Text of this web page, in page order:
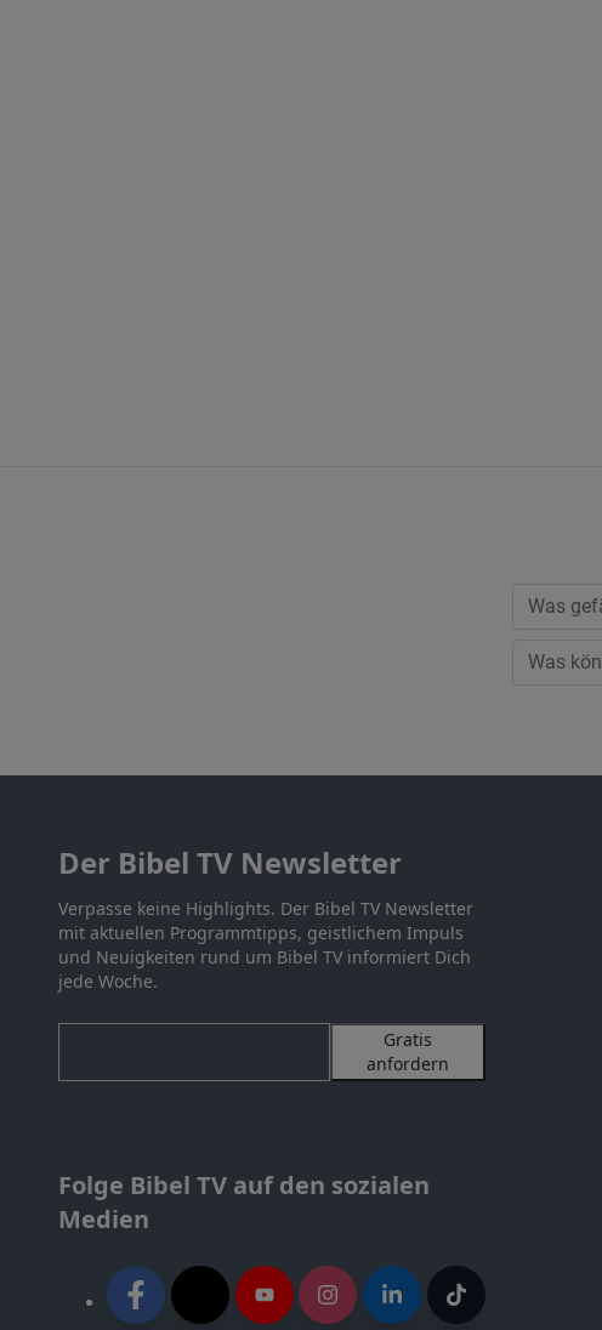
Der Bibel TV Newsletter
Verpasse keine Highlights. Der Bibel TV Newsletter
mit aktuellen Programmtipps, geistlichem Impuls
und Neuigkeiten rund um Bibel TV informiert Dich
jede Woche.
Gratis
anfordern
Folge Bibel TV auf den sozialen
Medien